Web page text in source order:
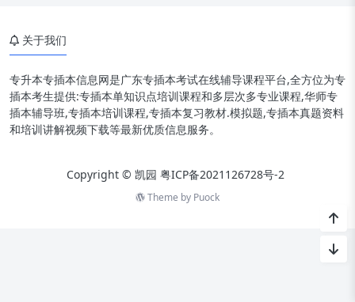
关于我们
专升本专插本信息网是广东专插本考试在线辅导课程平台,全方位为专
插本考生提供:专插本单知识点培训课程和多层次多专业课程,华师专
插本辅导班,专插本培训课程,专插本复习教材.模拟题,专插本真题资料
和培训讲解视频下载等最新优质信息服务。
Copyright © 凯园 粤ICP备2021126728号-2
Theme by Puock